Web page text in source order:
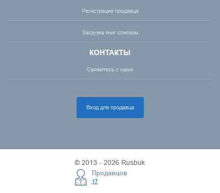
Регистрация продавца
Загрузка книг списком
КОНТАКТЫ
Свяжитесь с нами
Вход для продавца
© 2013 - 2026 Rusbuk
Продавцов
17